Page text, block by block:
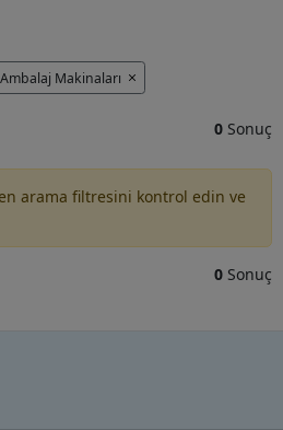
Ambalaj Makinaları
0Sonuç
arama filtresini kontrol edin ve
0Sonuç